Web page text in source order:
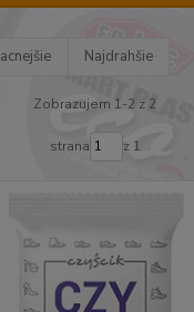
Najdrahšie
Zobrazujem 1-2 z 2
strana z 1